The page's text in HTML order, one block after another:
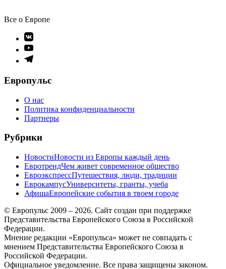
Все о Европе
Элемент
меню
Элемент
меню
Элемент
Европульс
О нас
Политика конфиденциальности
Партнеры
Рубрики
НовостиНовости из Европы каждый день
ЕвротрендЧем живет современное общество
ЕвроэкспрессПутешествия, люди, традиции
ЕврокампусУниверситеты, гранты, учеба
АфишаЕвропейские события в твоем городе
© Европульс 2009 – 2026. Сайт создан при поддержке
Представительства Европейского Союза в Российской
Федерации.
Мнение редакции «Европульса» может не совпадать с
мнением Представительства Европейского Союза в
Российской Федерации.
Официальное уведомление. Все права защищены законом.